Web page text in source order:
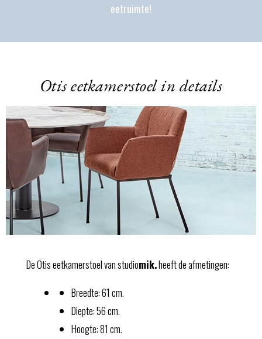
eetruimte!
Otis eetkamerstoel in details
De Otis eetkamerstoel vanstudiomik.heeft de afmetingen:
Breedte: 61 cm.
Diepte: 56 cm.
Hoogte: 81 cm.